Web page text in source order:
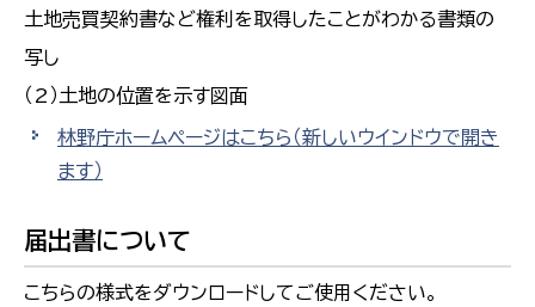
土地売買契約書など権利を取得したことがわかる書類の
写し
（2）土地の位置を示す図面
林野庁ホームページはこちら （新しいウインドウで開き
ます）
届出書について
こちらの様式をダウンロードしてご使用ください。